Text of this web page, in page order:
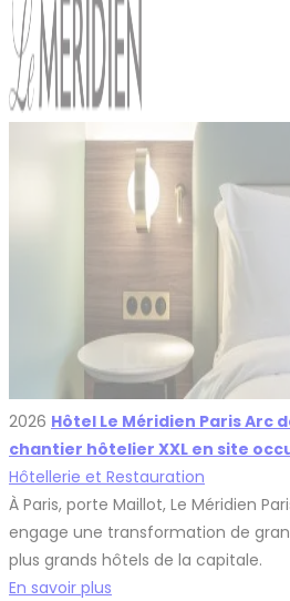
2026 Hôtel Le Méridien Paris Arc
chantier hôtelier XXL en site
Hôtellerie et Restauration
À Paris, porte Maillot, Le Méridien
engage une transformation de
plus grands hôtels de la capitale.
En savoir plus